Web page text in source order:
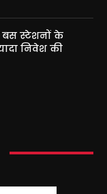
बस स्टेशनों के
निवेश की